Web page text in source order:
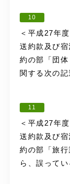
10
＜平成27年
送約款及び
約の部「団
関する次の
11
＜平成27年
送約款及び
約の部「旅
ら、誤って